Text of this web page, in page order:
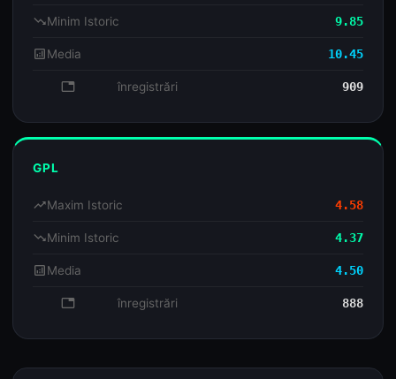
trending_downMinim Istoric 9.85
analyticsMedia 10.45
database înregistrări 909
GPL
trending_upMaxim Istoric 4.58
trending_downMinim Istoric 4.37
analyticsMedia 4.50
database înregistrări 888